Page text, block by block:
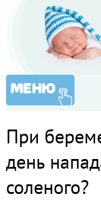
МЕНЮ
При
день
соленого?